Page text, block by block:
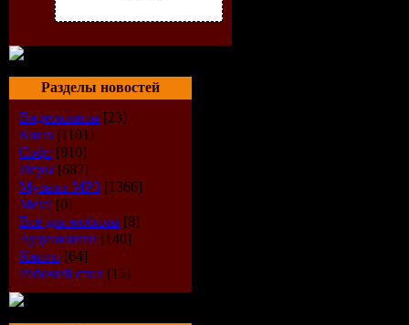
Разделы новостей
Видеоклипы [23]
Кино [1101]
Софт [810]
Игры [687]
Музыка МР3 [1366]
Metal [0]
Всё для мобилы [8]
Аудиокниги [140]
Книги [64]
Рабочий стол [15]